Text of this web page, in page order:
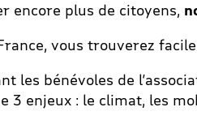
encore plus de citoyens,
vous trouverez
les bénévoles de
3 enjeux : le climat, les